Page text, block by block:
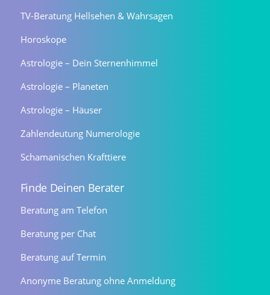
TV-Beratung Hellsehen & Wahrsagen
Horoskope
Astrologie – Dein Sternenhimmel
Astrologie – Planeten
Astrologie – Häuser
Zahlendeutung Numerologie
Schamanischen Krafttiere
Finde Deinen Berater
Beratung am Telefon
Beratung per Chat
Beratung auf Termin
Anonyme Beratung ohne Anmeldung